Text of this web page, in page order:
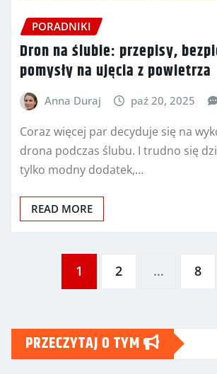
PORADNIKI
Dron na ślubie: przepisy,
pomysły na ujęcia z powietrza
Anna Duraj paź 20, 2025
Coraz więcej par decyduje się na
drona podczas ślubu. I trudno się
tylko modny dodatek,…
READ MORE
Stronicowanie
1 2 … 8
PRZECZYTAJ O TYM